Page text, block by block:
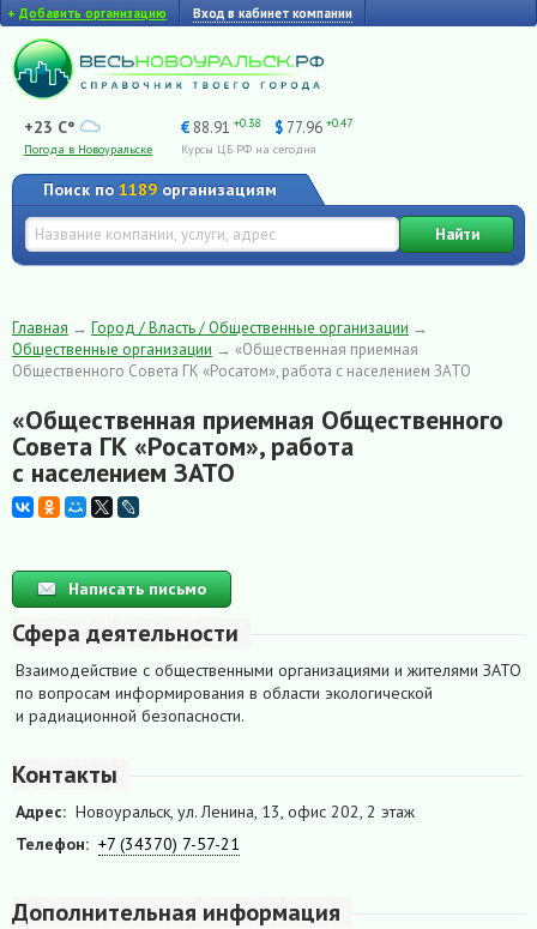
+ Добавить организацию Вход в кабинет компании
+23 C°
Погода в Новоуральске
€ 88.91 +0.38 $ 77.96 +0.47
Курсы ЦБ РФ на сегодня
Поиск по 1189 организациям
Найти
Главная → Город / Власть / Общественные организации →
Общественные организации → «Общественная приемная
Общественного Совета ГК «Росатом», работа с населением ЗАТО
«Общественная приемная Общественного
Совета ГК «Росатом», работа
с населением ЗАТО
Написать письмо
Сфера деятельности
Взаимодействие с общественными организациями и жителями ЗАТО
по вопросам информирования в области экологической
и радиационной безопасности.
Контакты
Адрес: Новоуральск, ул. Ленина, 13, офис 202, 2 этаж
Телефон: +7 (34370) 7-57-21
Дополнительная информация